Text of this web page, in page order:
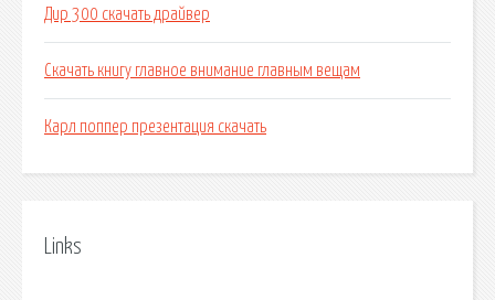
Дир 300 скачать драйвер
Скачать книгу главное внимание главным вещам
Карл поппер презентация скачать
Links